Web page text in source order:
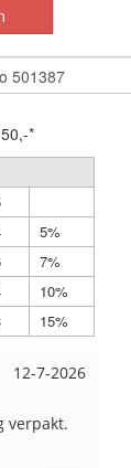
*
5%
7%
10%
15%
2026 Nell uit
Goed